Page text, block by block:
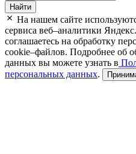
Найти
На нашем сайте
сервиса веб–аналитики
соглашаетесь на обработку
cookie–файлов. Подробнее об
данных вы можете узнать в
персональных данных.